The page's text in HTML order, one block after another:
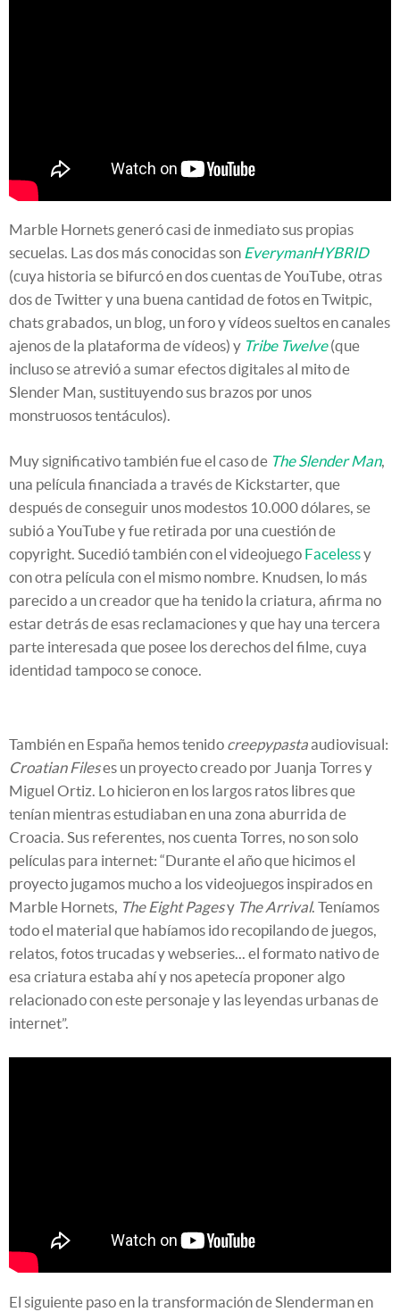
Marble Hornets generó casi de inmediato sus propias
secuelas. Las dos más conocidas son EverymanHYBRID
(cuya historia se bifurcó en dos cuentas de YouTube, otras
dos de Twitter y una buena cantidad de fotos en Twitpic,
chats grabados, un blog, un foro y vídeos sueltos en canales
ajenos de la plataforma de vídeos) y Tribe Twelve(que
incluso se atrevió a sumar efectos digitales al mito de
Slender Man, sustituyendo sus brazos por unos
monstruosos tentáculos).
Muy significativo también fue el caso de The Slender Man,
una película financiada a través de Kickstarter, que
después de conseguir unos modestos 10.000 dólares, se
subió a YouTube y fue retirada por una cuestión de
copyright. Sucedió también con el videojuego Facelessy
con otra película con el mismo nombre. Knudsen, lo más
parecido a un creador que ha tenido la criatura, afirma no
estar detrás de esas reclamaciones y que hay una tercera
parte interesada que posee los derechos del filme, cuya
identidad tampoco se conoce.
También en España hemos tenido creepypastaaudiovisual:
Croatian Fileses un proyecto creado por Juanja Torres y
Miguel Ortiz. Lo hicieron en los largos ratos libres que
tenían mientras estudiaban en una zona aburrida de
Croacia. Sus referentes, nos cuenta Torres, no son solo
películas para internet: “Durante el año que hicimos el
proyecto jugamos mucho a los videojuegos inspirados en
Marble Hornets, The Eight Pagesy The Arrival. Teníamos
todo el material que habíamos ido recopilando de juegos,
relatos, fotos trucadas y webseries... el formato nativo de
esa criatura estaba ahí y nos apetecía proponer algo
relacionado con este personaje y las leyendas urbanas de
internet”.
El siguiente paso en la transformación de Slenderman en